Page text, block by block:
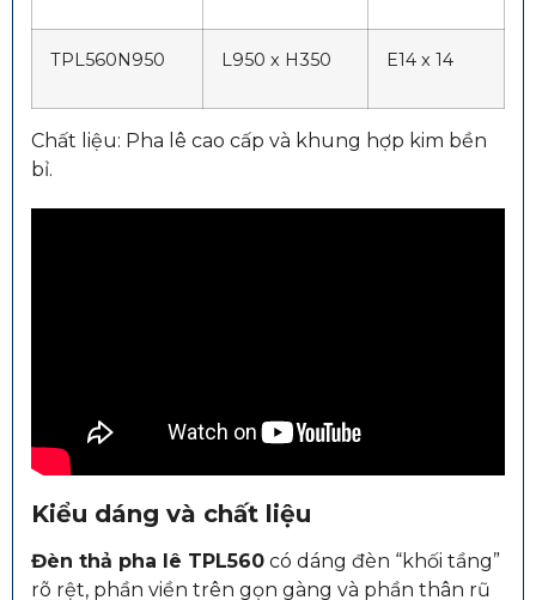
TPL560N950 L950 x H350 E14 x 14
Chất liệu: Pha lê cao cấp và khung hợp kim bền
bỉ.
Kiểu dáng và chất liệu
Đèn thả pha lê TPL560 có dáng đèn “khối tầng”
rõ rệt, phần viền trên gọn gàng và phần thân rũ